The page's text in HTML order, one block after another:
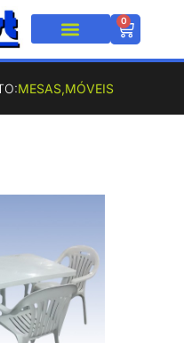
0
MESAS,MÓVEIS